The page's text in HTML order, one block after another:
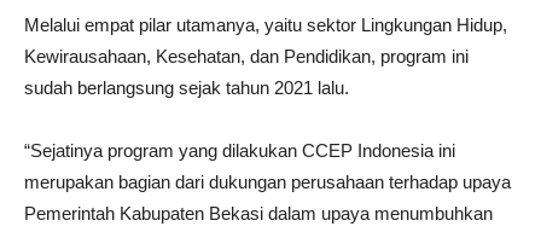
Melalui empat pilar utamanya, yaitu sektor Lingkungan Hidup,
Kewirausahaan, Kesehatan, dan Pendidikan, program ini
sudah berlangsung sejak tahun 2021 lalu.
“Sejatinya program yang dilakukan CCEP Indonesia ini
merupakan bagian dari dukungan perusahaan terhadap upaya
Pemerintah Kabupaten Bekasi dalam upaya menumbuhkan